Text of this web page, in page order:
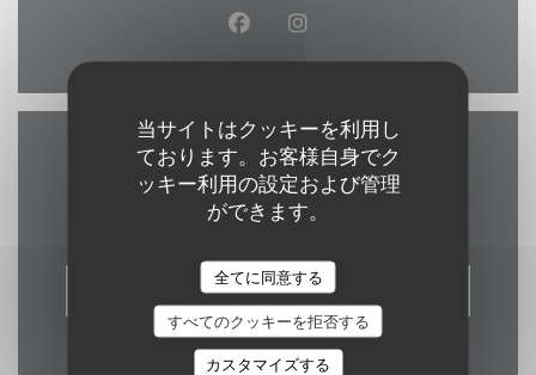
当サイトはクッキーを利用し
ております。お客様自身でク
ッキー利用の設定および管理
ができます。
全てに同意する
すべてのクッキーを拒否する
カスタマイズする
Facebook ((新しいウィンドウ
Instagram ((新しいウィ
お問い合わせ
予約